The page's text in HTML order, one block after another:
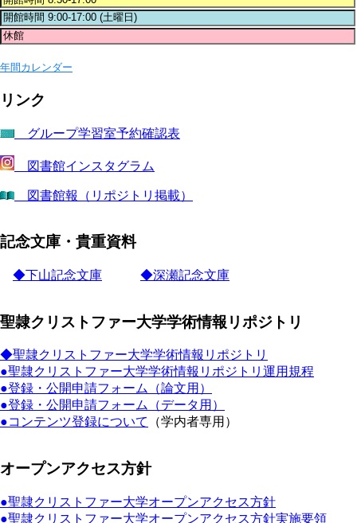
年間カレンダー
リンク
グループ学習室予約確認表
図書館インスタグラム
図書館報（リポジトリ掲載）
記念文庫・貴重資料
◆下山記念文庫 ◆深瀬記念文庫
聖隷クリストファー大学学術情報リポジトリ
◆聖隷クリストファー大学学術情報リポジトリ
●聖隷クリストファー大学学術情報リポジトリ運用規程
●登録・公開申請フォーム（論文用）
●登録・公開申請フォーム（データ用）
●コンテンツ登録について
（学内者専用）
オープンアクセス方針
●聖隷クリストファー大学オープンアクセス方針
●聖隷クリストファー大学オープンアクセス方針実施要領